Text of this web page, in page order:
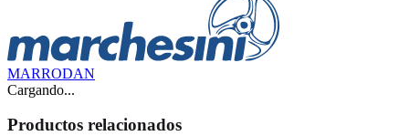
MARRODAN
Cargando...
Productos relacionados